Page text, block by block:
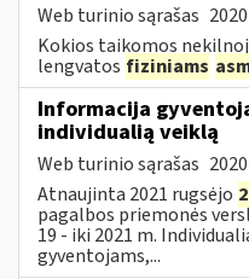
Web turinio sąrašas
Kokios taikomos
lengvatos fiziniams
Informacija
individualią veiklą
Web turinio sąrašas
Atnaujinta 2021 rugsėjo 2
pagalbos priemonės
19 - iki 2021 m.
gyventojams,...